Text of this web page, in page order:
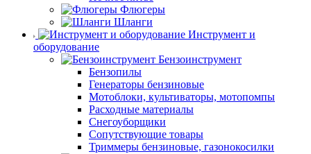
Флюгеры
Шланги
Инструмент и
оборудование
Бензоинструмент
Бензопилы
Генераторы бензиновые
Мотоблоки, культиваторы, мотопомпы
Расходные материалы
Снегоуборщики
Сопутствующие товары
Триммеры бензиновые, газонокосилки